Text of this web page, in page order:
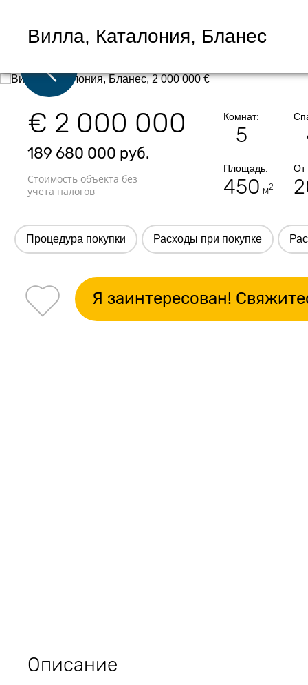
Вилла, Каталония, Бланес
€ 2 000 000
189 680 000 руб.
Стоимость объекта без
учета налогов
Комнат:
5
Площадь:
450 м2
От
Процедура покупки Расходы при покупке
Я заинтересован!
Описание